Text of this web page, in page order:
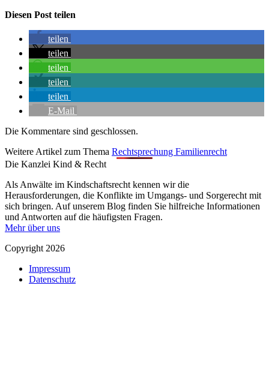
Diesen Post teilen
teilen
teilen
teilen
teilen
teilen
E-Mail
Die Kommentare sind geschlossen.
Weitere Artikel zum Thema Rechtsprechung Familienrecht
Die Kanzlei Kind & Recht
Als Anwälte im Kindschaftsrecht kennen wir die
Herausforderungen, die Konflikte im Umgangs- und Sorgerecht mit
sich bringen. Auf unserem Blog finden Sie hilfreiche Informationen
und Antworten auf die häufigsten Fragen.
Mehr über uns
Copyright 2026
Impressum
Datenschutz